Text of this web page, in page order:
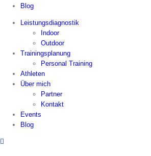
Blog
Leistungsdiagnostik
Indoor
Outdoor
Trainingsplanung
Personal Training
Athleten
Über mich
Partner
Kontakt
Events
Blog